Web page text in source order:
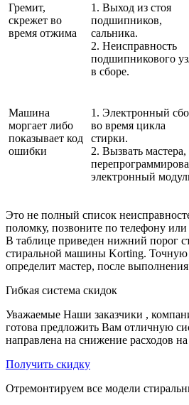
Гремит,
скрежет во
время отжима
1. Выход из стоя
подшипников,
сальника.
2. Неисправность
подшипникового
в сборе.
Машина
моргает либо
показывает код
ошибки
1. Электронный
во время цикла
стирки.
2. Вызвать мастера,
электронный
Это не полный список
поломку, позвоните по телефону или
В таблице приведен нижний порог
стиральной машины Korting. Точную
определит мастер, после
Гибкая система скидок
Уважаемые Наши заказчики ,
готова предложить Вам отличную
направлена на снижение расходов
Получить скидку
Отремонтируем все модели